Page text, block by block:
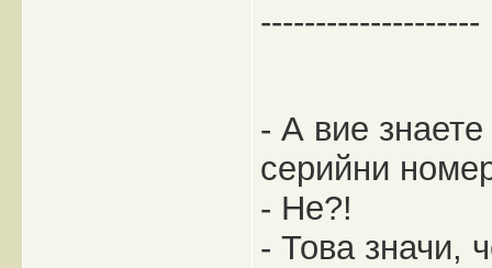
--------------------
- А вие
серийни
- Не?!
- Това значи,